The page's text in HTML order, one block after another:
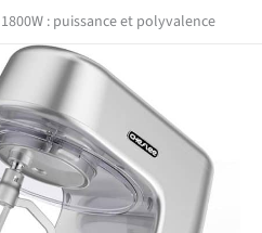
: puissance et polyvalence